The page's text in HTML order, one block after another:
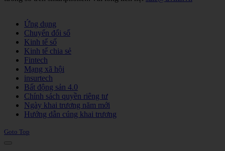
Ứng dụng
Chuyển đổi số
Kinh tế số
Kinh tế chia sẻ
Fintech
Mạng xã hội
insurtech
Bất động sản 4.0
Chính sách quyền riêng tư
Ngày khai trương năm mới
Hướng dẫn cúng khai trương
Goto Top